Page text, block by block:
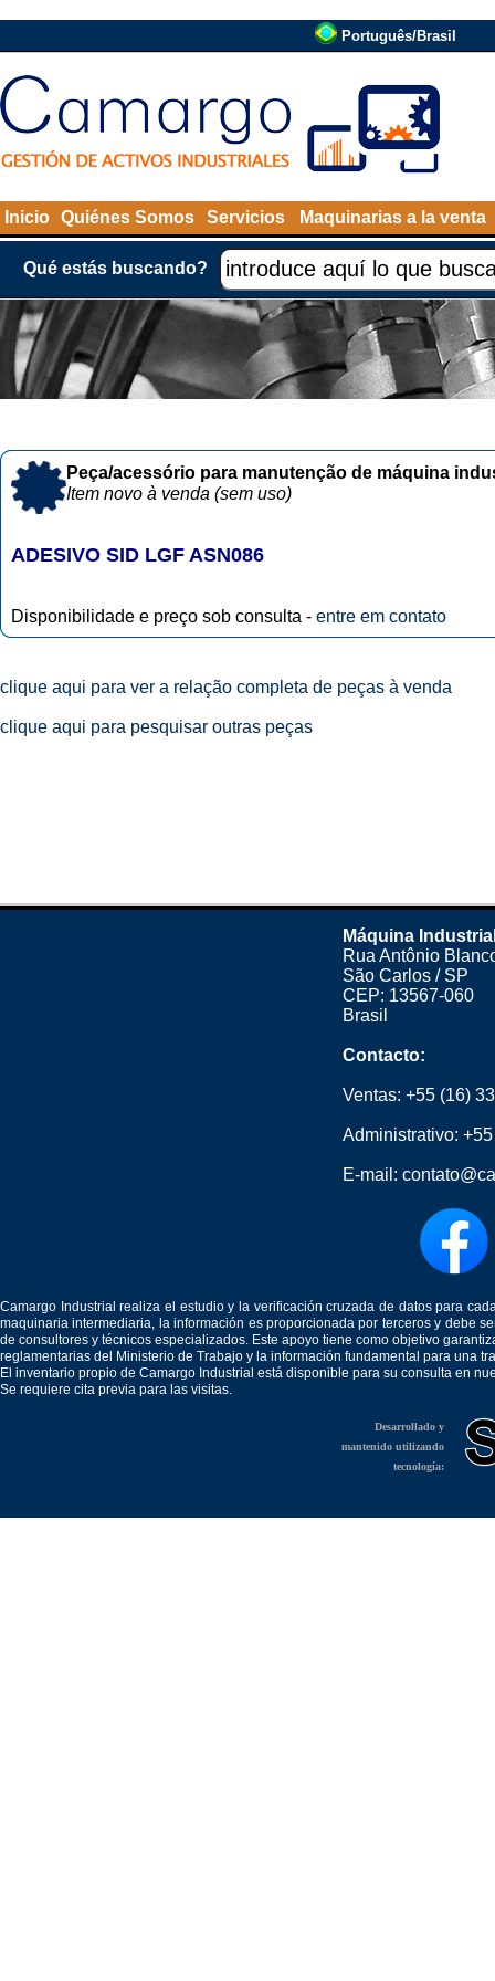
Português/Brasil
Inicio Quiénes Somos Servicios Maquinarias a la venta
Qué estás buscando?
Peça/acessório para manutenção de máquina
Item novo à venda (sem uso)
ADESIVO SID LGF ASN086
Disponibilidade e preço sob consulta - entre em contato
clique aqui para ver a relação completa de peças à venda
clique aqui para pesquisar outras peças
Máquina
Rua Antônio
São Carlos / SP
CEP: 13567-060
Brasil
Contacto:
Ventas: +55 (16)
Administrativo:
E-mail:
Camargo Industrial realiza el estudio y la verificación cruzada de datos para
maquinaria intermediaria, la información es proporcionada por terceros y debe
de consultores y técnicos especializados. Este apoyo tiene como objetivo
reglamentarias del Ministerio de Trabajo y la información fundamental para una
El inventario propio de Camargo Industrial está disponible para su consulta en
Se requiere cita previa para las visitas.
Desarrollado y
mantenido utilizando
tecnología: